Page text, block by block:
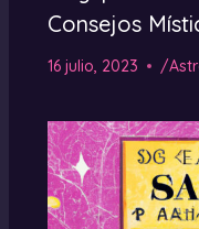
Consejos
16 julio, 2023 /